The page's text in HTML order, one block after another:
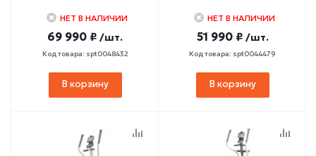
НЕТ В НАЛИЧИИ
69 990 ₽ /шт.
Код товара: spt0048432
В корзину
НЕТ В НАЛИЧИИ
51 990 ₽ /шт.
Код товара: spt0044479
В корзину